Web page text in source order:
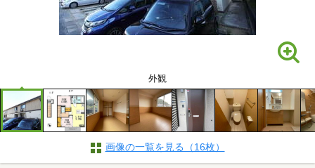
外観
画像の一覧を見る（16枚）